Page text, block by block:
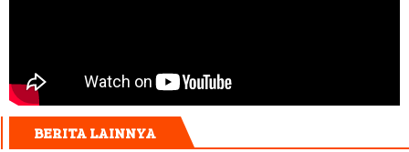
BERITA LAINNYA